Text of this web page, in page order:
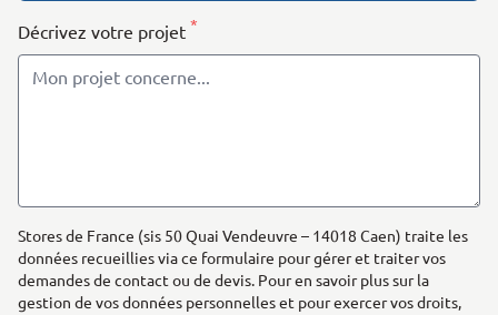
Décrivez votre projet *
Stores de France (sis 50 Quai Vendeuvre – 14018 Caen) traite les
données recueillies via ce formulaire pour gérer et traiter vos
demandes de contact ou de devis. Pour en savoir plus sur la
gestion de vos données personnelles et pour exercer vos droits,